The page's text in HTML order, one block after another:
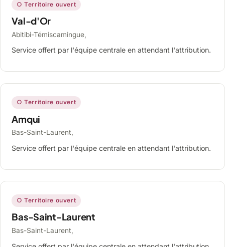
○ Territoire ouvert
Val-d'Or
Abitibi-Témiscamingue,
Service offert par l'équipe centrale en attendant l'attribution.
○ Territoire ouvert
Amqui
Bas-Saint-Laurent,
Service offert par l'équipe centrale en attendant l'attribution.
○ Territoire ouvert
Bas-Saint-Laurent
Bas-Saint-Laurent,